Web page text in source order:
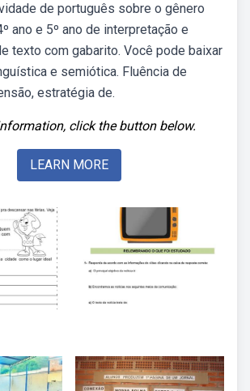
de português sobre o gênero
ano e 5º ano de interpretação e
texto com gabarito. Você pode baixar
e semiótica. Fluência de
estratégia de.
click the button below.
LEARN MORE